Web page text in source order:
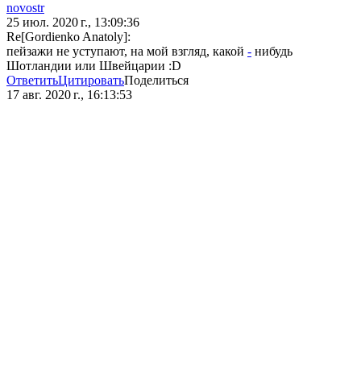
novostr
25 июл. 2020 г., 13:09:36
Re[Gordienko Anatoly]:
пейзажи не уступают, на мой взгляд, какой - нибудь
Шотландии или Швейцарии :D
ОтветитьЦитироватьПоделиться
17 авг. 2020 г., 16:13:53